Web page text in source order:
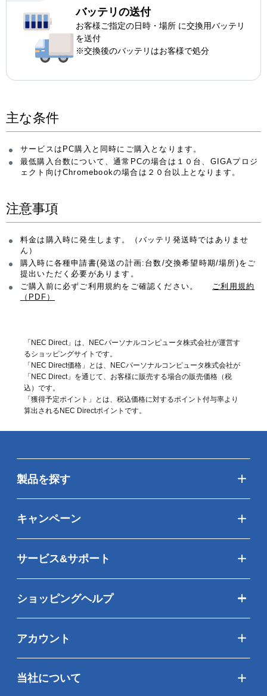
バッテリの送付
お客様ご指定の日時・場所 に交換用バッテリ
を送付
※交換後のバッテリはお客様で処分
主な条件
サービスはPC購入と同時にご購入となります。
最低購入台数について、通常PCの場合は１０台、GIGAプロジ
ェクト向けChromebookの場合は２０台以上となります。
注意事項
料金は購入時に発生します。（バッテリ発送時ではありませ
ん）
購入時に各種申請書(発送の計画:台数/交換希望時期/場所)をご
提出いただく必要があります。
ご購入前に必ずご利用規約をご確認ください。
ご利用規約
（PDF）
「NEC Direct」は、NECパーソナルコンピュータ株式会社が運営す
るショッピングサイトです。
「NEC Direct価格」とは、NECパーソナルコンピュータ株式会社が
「NEC Direct」を通じて、お客様に販売する場合の販売価格（税
込 ）です。
「獲得予定ポイント」とは、税込価格に対するポイント付与率より
算出されるNEC Directポイントです。
製品を探す
キャンペーン
サービス&サポート
ショッピングヘルプ
アカウント
当社について